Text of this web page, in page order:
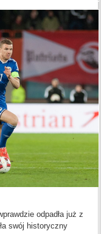
odpadła już z
swój historyczny